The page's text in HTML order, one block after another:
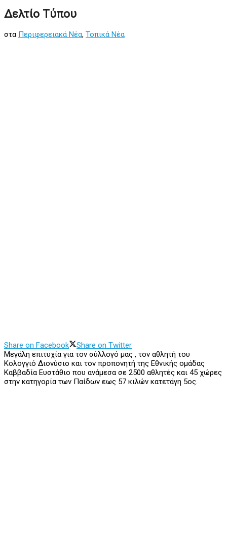
Δελτίο Τύπου
στα Περιφερειακά Νέα, Τοπικά Νέα
Share on Facebook
Share on Twitter
Μεγάλη επιτυχία για τον σύλλογό μας , τον αθλητή του
Κολογγιό Διονύσιο και τον προπονητή της Εθνικής ομάδας
Καββαδία Ευστάθιο που ανάμεσα σε 2500 αθλητές και 45 χώρες
στην κατηγορία των Παίδων εως 57 κιλών κατετάγη 5ος.